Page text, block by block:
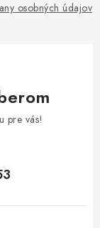
osobných údajov
pre vás!